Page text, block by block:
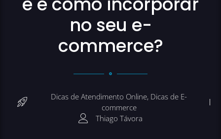
no seu e-
commerce?
Dicas de Atendimento Online, Dicas de E-
commerce
Thiago Távora